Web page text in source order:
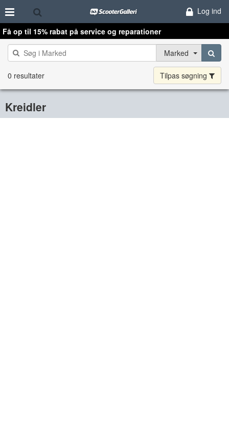
Log ind
Få op til 15% rabat på service og reparationer
Marked
0 resultater Tilpas søgning
Kreidler